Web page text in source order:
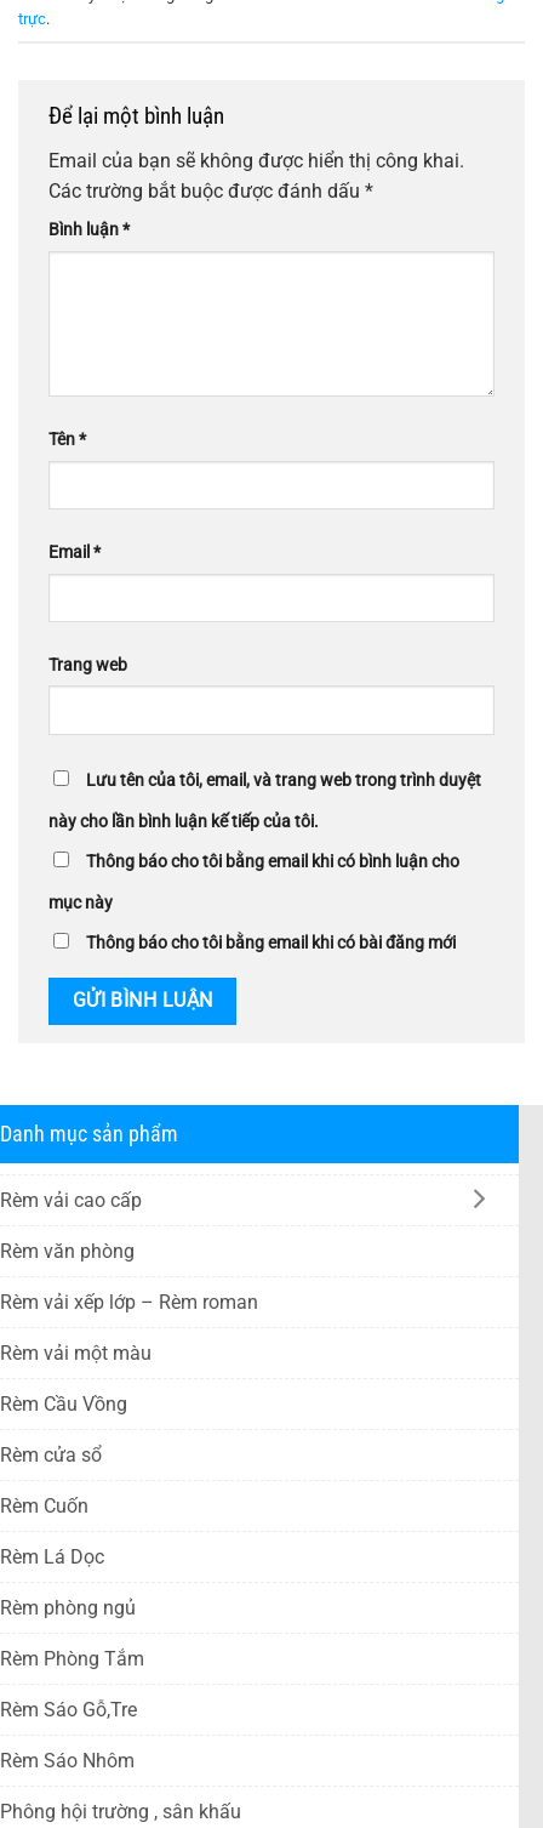
Danh mục sản phẩm
Rèm vải cao cấp
Rèm văn phòng
Rèm vải xếp lớp – Rèm roman
Rèm vải một màu
Rèm Cầu Vồng
Rèm cửa sổ
Rèm Cuốn
Rèm Lá Dọc
Rèm phòng ngủ
Rèm Phòng Tắm
Rèm Sáo Gỗ,Tre
Rèm Sáo Nhôm
Phông hội trường , sân khấu
trực.
Để lại một bình luận
Email của bạn sẽ không được hiển thị công khai.
Các trường bắt buộc được đánh dấu *
Bình luận*
Tên*
Email *
Trang web
Lưu tên của tôi, email, và trang web trong trình duyệt
này cho lần bình luận kế tiếp của tôi.
Thông báo cho tôi bằng email khi có bình luận cho
mục này
Thông báo cho tôi bằng email khi có bài đăng mới